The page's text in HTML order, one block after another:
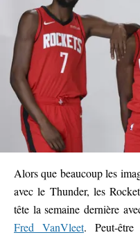
Alors que beaucoup les
avec le Thunder, les
tête la semaine dernière
Fred VanVleet. Peut-